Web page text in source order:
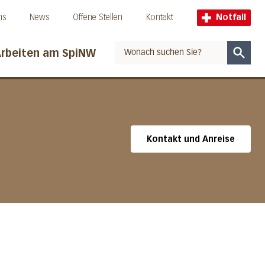
News Offene Stellen Kontakt Notfall
am SpiNW
Kontakt und Anreise